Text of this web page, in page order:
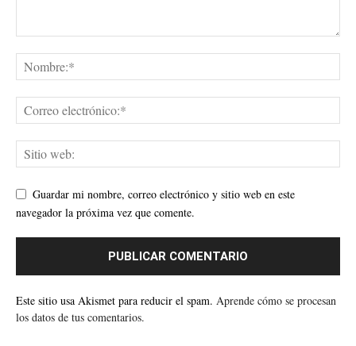
Guardar mi nombre, correo electrónico y sitio web en este
navegador la próxima vez que comente.
Este sitio usa Akismet para reducir el spam. Aprende cómo se procesan
los datos de tus comentarios.